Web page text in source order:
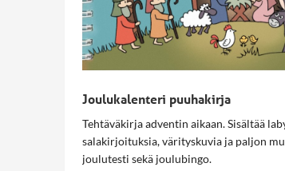
Joulukalenteri puuhakirja
Tehtäväkirja adventin aikaan. Sisältää
salakirjoituksia, värityskuvia ja paljon
joulutesti sekä joulubingo.